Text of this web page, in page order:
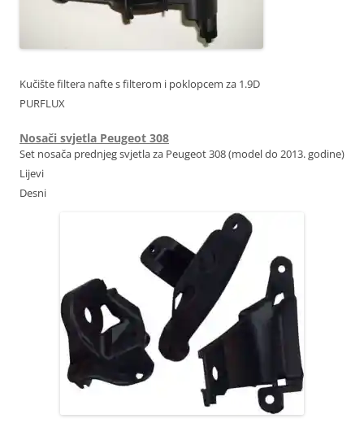
Kučište filtera nafte s filterom i poklopcem za 1.9D
PURFLUX
Nosači svjetla Peugeot 308
Set nosača prednjeg svjetla za Peugeot 308 (model do 2013. godine)
Lijevi
Desni